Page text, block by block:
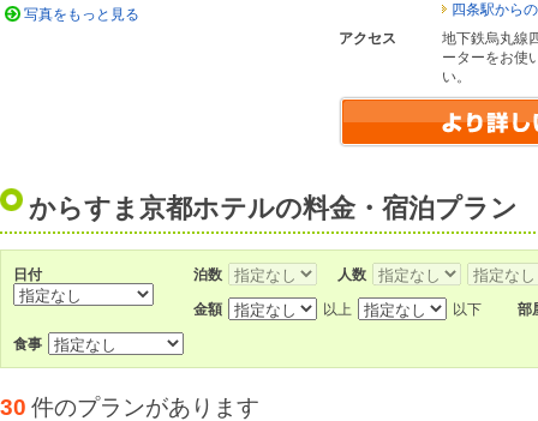
四条駅から
アクセス
地下鉄烏丸線
ーターをお使
い。
写真をもっと見る
からすま京都ホテルの料金・宿泊プラン
日付 泊数 人数
金額 以上 以下 部
食事
30 件のプランがあります